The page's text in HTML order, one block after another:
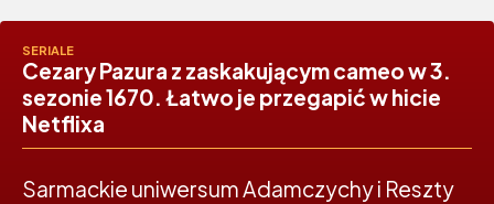
SERIALE
Cezary Pazura z zaskakującym cameo w 3.
sezonie 1670. Łatwo je przegapić w hicie
Netflixa
Sarmackie uniwersum Adamczychy i Reszty